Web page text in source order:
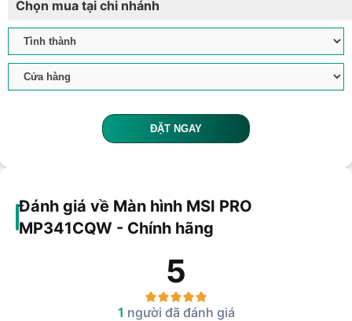
Chọn mua tại chi nhánh
ĐẶT NGAY
Đánh giá về Màn hình MSI PRO
MP341CQW - Chính hãng
5
1 người đã đánh giá